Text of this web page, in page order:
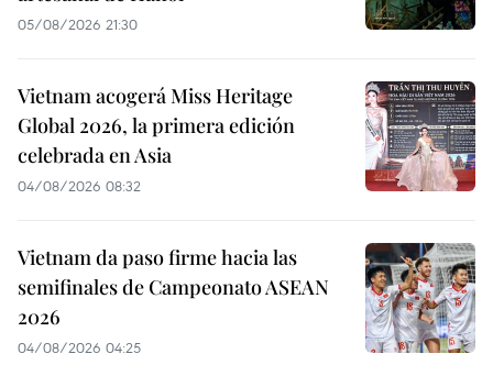
05/08/2026 21:30
Vietnam acogerá Miss Heritage
Global 2026, la primera edición
celebrada en Asia
04/08/2026 08:32
Vietnam da paso firme hacia las
semifinales de Campeonato ASEAN
2026
04/08/2026 04:25